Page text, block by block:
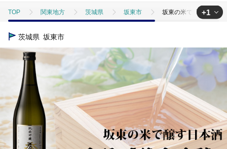
TOP 関東地方 茨城県 坂東市 坂東の米で醸す日本
TOP
+1
茨城県 坂東市